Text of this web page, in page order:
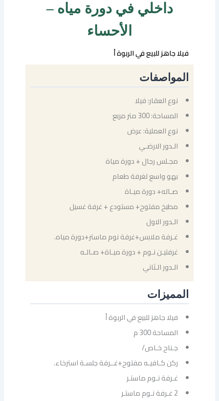
داخلي في دورة مياه –
الأحساء
فيلا جاهز للبيع في الربوة أ
المواصفات
نوع العقار: فيلا
المساحة: 300 متر مربع
نوع العملية: عرض
الـدور الارضـي
مجـلس رجال + دورة مياة
بهو واسع لغرفة طعام
صـاله+ دورة ميـاة
مطبخ مفتوح+ مستودع + غرفة غسيل
الـدور الاول
غـرفة ملابس+غرفة نوم ماستر+دورة مياه.
غرفتيـن نـوم + دورة ميـاة+ صـالـه
الـدور الـثاني
المميزات
فيلا جاهز للبيع في الربوة أ
المساحة 300 م
جـناح خـاص/
ركن كـافيـه مفتوح+غــرفة جلسـة استرخاء.
غـرفة نـوم ماستـر
2 غـرفة نـوم ماستـر